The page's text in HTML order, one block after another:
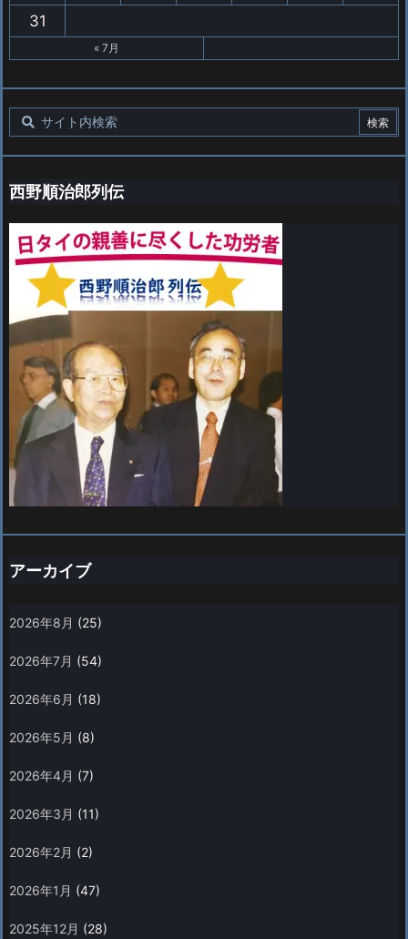
31
« 7月
西野順治郎列伝
アーカイブ
2026年8月 (25)
2026年7月 (54)
2026年6月 (18)
2026年5月 (8)
2026年4月 (7)
2026年3月 (11)
2026年2月 (2)
2026年1月 (47)
2025年12月 (28)